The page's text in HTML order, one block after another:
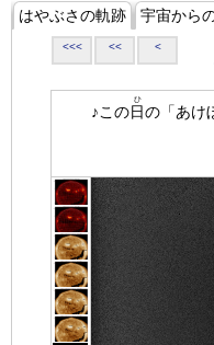
はやぶさの軌跡 宇宙から
<<< << <
♪この日
ひ
の「あけ